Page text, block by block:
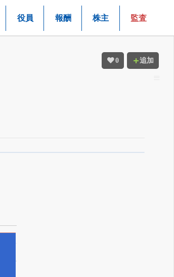
役員 報酬 株主 監査
0 追加